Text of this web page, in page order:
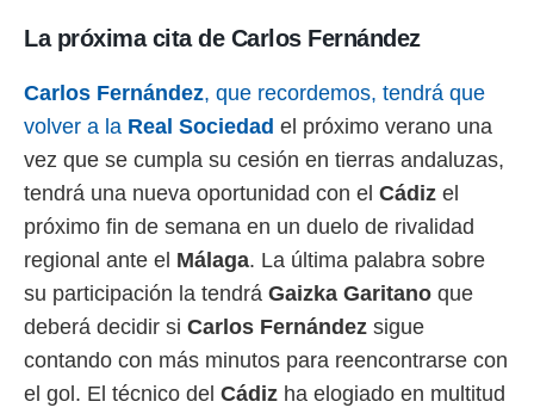
1199
La próxima cita de Carlos Fernández
Carlos Fernández, que recordemos, tendrá que
volver a la Real Sociedad el próximo verano una
vez que se cumpla su cesión en tierras andaluzas,
tendrá una nueva oportunidad con el Cádiz el
próximo fin de semana en un duelo de rivalidad
regional ante el Málaga. La última palabra sobre
su participación la tendrá Gaizka Garitano que
deberá decidir si Carlos Fernández sigue
contando con más minutos para reencontrarse con
el gol. El técnico del Cádiz ha elogiado en multitud